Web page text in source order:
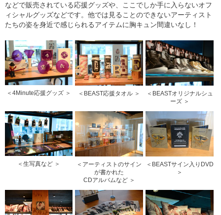
などで販売されている応援グッズや、ここでしか手に入らないオフ
ィシャルグッズなどです。他では見ることのできないアーティスト
たちの姿を身近で感じられるアイテムに胸キュン間違いなし！
＜4Minute応援グッズ ＞ ＜BEAST応援タオル ＞
＜BEASTオリジナルシュ
ーズ ＞
＜生写真など ＞
＜アーティストのサイン
が書かれた
CDアルバムなど ＞
＜BEASTサイン入りDVD
＞